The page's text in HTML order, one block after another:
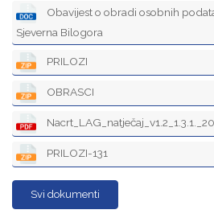
Obavijest o obradi osobnih
Sjeverna Bilogora
PRILOZI
OBRASCI
PRILOZI-131
Svi dokumenti